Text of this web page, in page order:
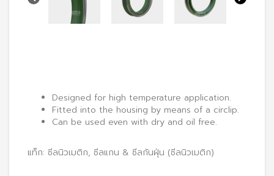
Designed for high temperature application.
Fitted into the housing by means of a circlip.
Can be used even with dry and oil free.
แท็ก: ซีลนิวเมติก, ซีลแกน & ซีลกันฝุ่น (ซีลนิวเมติก)